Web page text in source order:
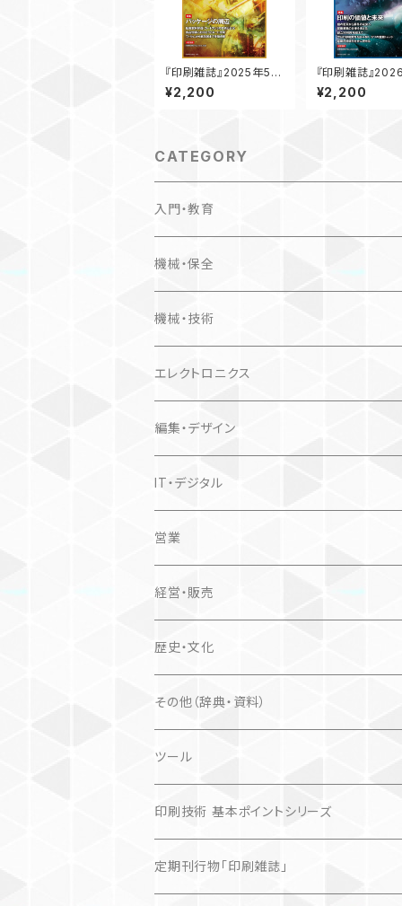
『印刷雑誌』2025年5月
号（4月18日発行）
¥2,200
『印刷雑誌』
号（12月19日発
¥2,200
CATEGORY
入門・教育
機械・保全
機械・技術
エレクトロニクス
編集・デザイン
IT・デジタル
営業
経営・販売
歴史・文化
その他（辞典・資料）
ツール
印刷技術 基本ポイントシリーズ
定期刊行物「印刷雑誌」